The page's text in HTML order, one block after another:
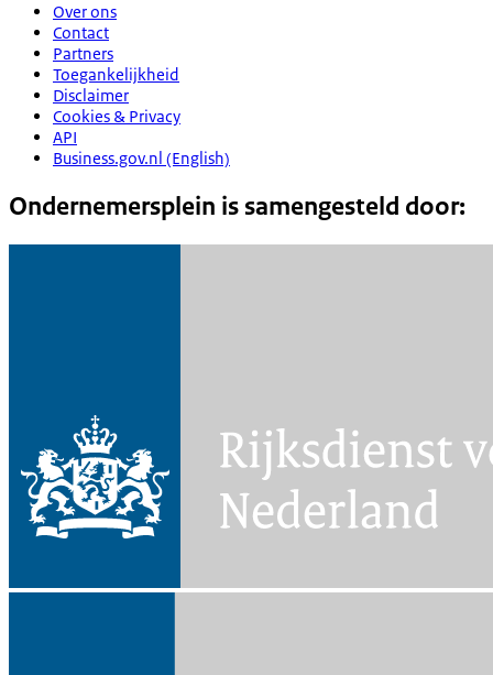
Over ons
Contact
Partners
Toegankelijkheid
Disclaimer
Cookies & Privacy
API
Business.gov.nl (English)
Ondernemersplein is samengesteld door: